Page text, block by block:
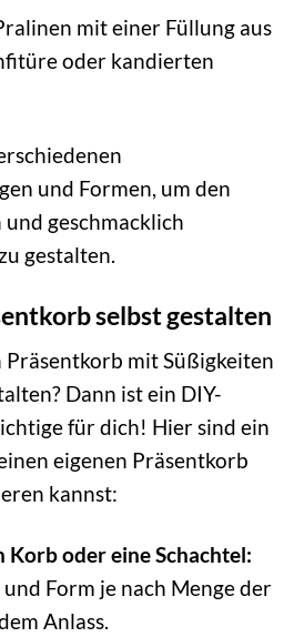
mit einer Füllung aus
oder kandierten
und Formen, um den
geschmacklich
gestalten.
selbst gestalten
mit Süßigkeiten
Dann ist ein DIY-
für dich! Hier sind ein
eigenen Präsentkorb
kannst:
Korb oder eine Schachtel:
Form je nach Menge der
Anlass.